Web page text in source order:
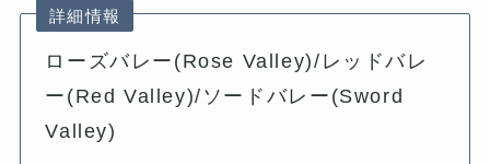
詳細情報
ローズバレー(Rose Valley)/レッドバレ
ー(Red Valley)/ソードバレー(Sword
Valley)